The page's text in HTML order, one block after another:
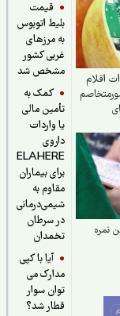
قیمت
بلیط اتوبوس
به مرزهای
غربی کشور
مشخص شد
کمک به
تأمین مالی
یا واردات
داروی
ELAHERE
برای بیماران
مقاوم به
شیمی‌درمانی
در سرطان
تخمدان
آیا با کپی
مدارک می
توان سوار
قطار شد؟